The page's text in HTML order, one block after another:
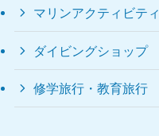
マリンアクティビティ
ダイビングショップ
修学旅行・教育旅行